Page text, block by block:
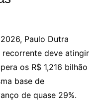
Paulo Dutra
deve atingir
os R$ 1,216 bilhão
base de
de quase 29%.